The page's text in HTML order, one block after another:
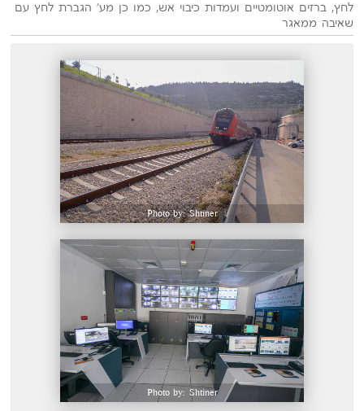
לחץ, ברזים אוטומטיים ועמדות כיבוי אש, כמו כן מע' הגברת לחץ עם
שאיבה ממאגר
Photo by: Shtiner
Photo by: Shtiner